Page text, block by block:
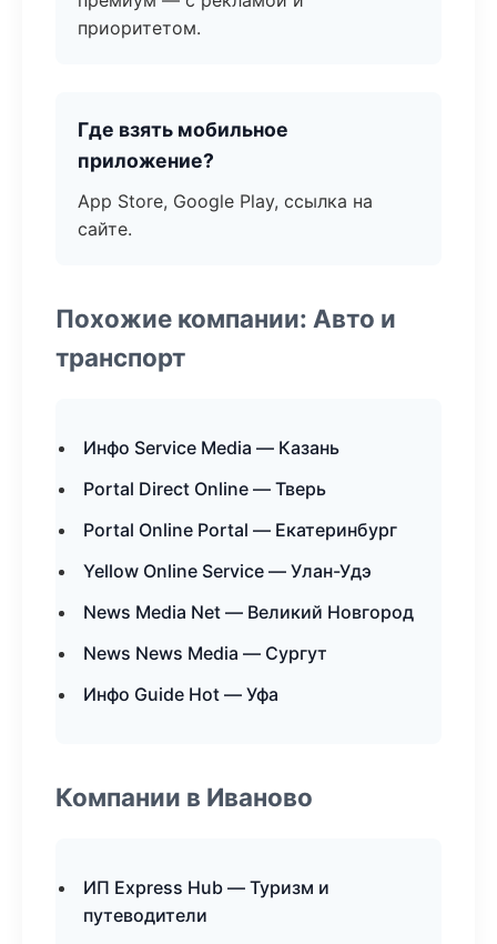
приоритетом.
Где взять мобильное
приложение?
App Store, Google Play, ссылка на
сайте.
Похожие компании: Авто и
транспорт
Инфо Service Media — Казань
Portal Direct Online — Тверь
Portal Online Portal — Екатеринбург
Yellow Online Service — Улан-Удэ
News Media Net — Великий Новгород
News News Media — Сургут
Инфо Guide Hot — Уфа
Компании в Иваново
ИП Express Hub — Туризм и
путеводители